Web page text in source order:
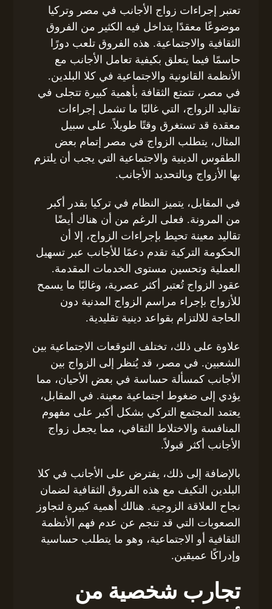
تعتبر إجراءات زواج الأجانب في مصر وتركيا
موضوعًا معقدًا يتداخل فيه الكثير من الفروق
الثقافية والاجتماعية. هذه الفروق تلعب دورًا
حاسمًا فيما يتعلق بكيفية تعامل الأجانب مع
الأنظمة القانونية والاجتماعية في كلا البلدين.
في مصر، تتمتع الثقافة بأهمية كبيرة تتجلى في
تقاليد الزواج، التي غالبًا ما تشمل إجراءات
معقدة قد تستغرق وقتًا طويلاً. على سبيل
المثال، يتطلب الزواج في مصر إتمام بعض
الطقوس الدينية والاجتماعية التي يجب أن يلتزم
بها الأزواج وبالتحديد الأجانب.
في المقابل، يتميز النظام في تركيا بقدر أكبر
من المرونة. فعلى الرغم من أن هناك أيضًا
تقاليد معينة تحيط بإجراءات الزواج، إلا أن
الحكومة التركية تقدم دعمًا للأجانب عبر تسهيل
العملية وتحسين مستوى الخدمات المقدمة.
عقود الزواج تُعتبر أكثر عصرية، وغالبًا ما يسمح
للأزواج بإجراء مراسم الزواج المدنية دون
الحاجة للالتزام بقواعد دينية تقليدية.
علاوة على ذلك، تختلف التوقعات الاجتماعية بين
الشعبين. في مصر، قد يُنظر إلى الزواج بين
الأجانب كمسألة حساسة في بعض الأحيان، مما
يؤدي إلى ضغوط اجتماعية معينة. في المقابل،
يعتمد المجتمع التركي بشكل أكبر على مفهوم
المنافسة والاختلاط الثقافي، مما يجعل زواج
الأجانب أكثر قبولاً.
بالإضافة إلى ذلك، يفترض على الأجانب في كلا
البلدين التكيف مع هذه الفروق الثقافية لضمان
نجاح العلاقة الزوجية. هنالك أهمية كبيرة لتجاوز
الصعوبات التي قد تنجم عن عدم فهم الأنظمة
الثقافية أو الاجتماعية، وهو ما يتطلب حساسية
وإدراكًا عميقين.
تجارب شخصية من